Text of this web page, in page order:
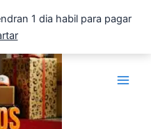
1 dia habil para pagar